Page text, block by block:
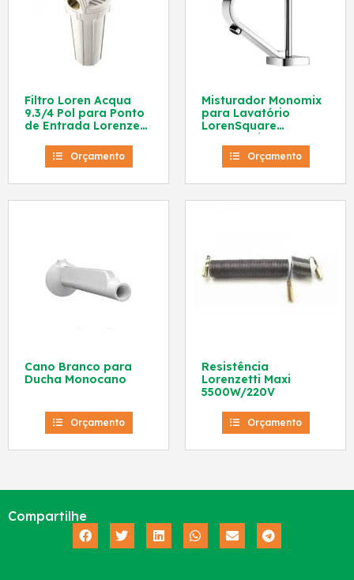
Filtro Loren Acqua
9.3/4 Pol para Ponto
de Entrada Lorenzetti
Orçamento
Misturador Monomix
para Lavatório
LorenSquare
Lorenzetti 4875 C67
Orçamento
Cano Branco para
Ducha Monocano
Orçamento
Resistência
Lorenzetti Maxi
5500W/220V
Orçamento
Compartilhe